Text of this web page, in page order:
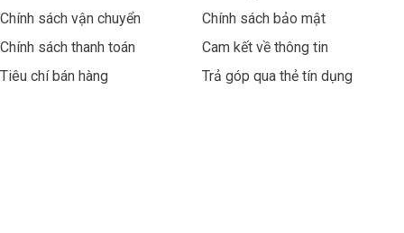
Chính sách vận chuyển
Chính sách thanh toán
Tiêu chí bán hàng
Chính sách bảo mật
Cam kết về thông tin
Trả góp qua thẻ tín dụng